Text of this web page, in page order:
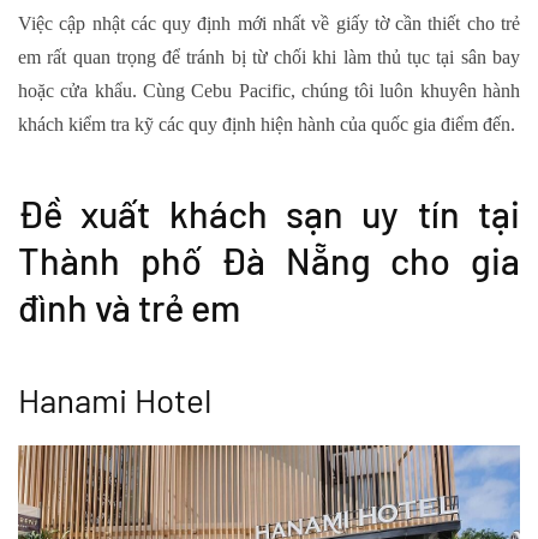
Việc cập nhật các quy định mới nhất về giấy tờ cần thiết cho trẻ
em rất quan trọng để tránh bị từ chối khi làm thủ tục tại sân bay
hoặc cửa khẩu. Cùng Cebu Pacific, chúng tôi luôn khuyên hành
khách kiểm tra kỹ các quy định hiện hành của quốc gia điểm đến.
Đề xuất khách sạn uy tín tại
Thành phố Đà Nẵng cho gia
đình và trẻ em
Hanami Hotel